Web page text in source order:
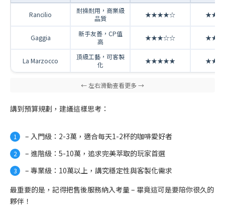
Rancilio
耐操耐用，商業級
品質
★★★★☆
Gaggia
新手友善，CP值
高
★★★☆☆
La Marzocco
頂級工藝，可客製
化
★★★★★
講到預算規劃，建議這樣思考：
– 入門級：2-3萬，適合每天1-2杯的咖啡愛好者
– 進階級：5-10萬，追求完美萃取的玩家首選
– 專業級：10萬以上，講究穩定性與客製化需求
最重要的是，記得把售後服務納入考量 – 畢竟這可是要陪你很久的
夥伴！